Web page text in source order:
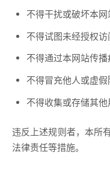
不得干扰或破坏本
不得试图未经授权
不得通过本网站传
不得冒充他人或虚
不得收集或存储其
违反上述规则者，本所
法律责任等措施。